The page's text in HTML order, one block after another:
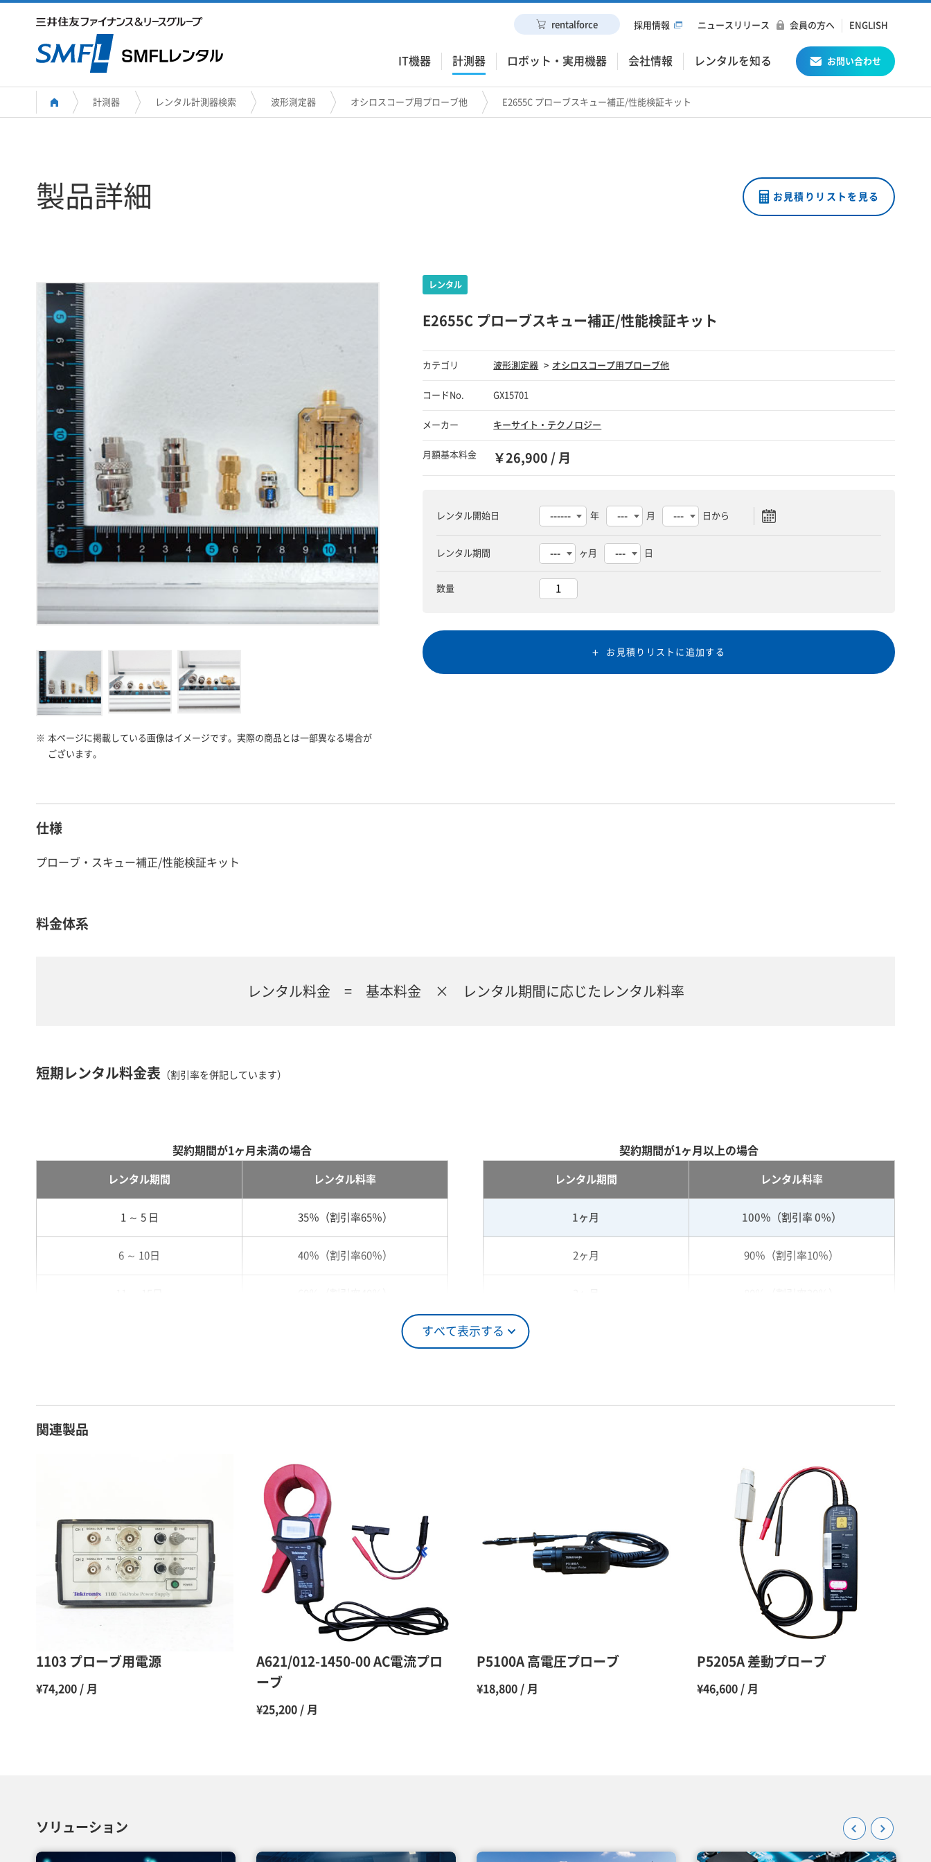
IT機器 計測器 ロボット・実用機器 会社情報 レンタルを知る お問い合わせ
rentalforce 採用情報 ニュースリリース 会員の方へ ENGLISH
計測器 レンタル計測器検索 波形測定器 オシロスコープ用プローブ他 E2655C プローブスキュー補正/性能検証キット
製品詳細 お見積りリストを見る
※ 本ページに掲載している画像はイメージです。実際の商品とは一部異なる場合が
ございます。
E2655C プローブスキュー補正/性能検証キット
カテゴリ 波形測定器 オシロスコープ用プローブ他
コードNo. GX15701
メーカー キーサイト・テクノロジー
月額基本料金 ￥26,900 / 月
レンタル開始日 年 月 日から
レンタル期間 ヶ月 日
数量
お見積りリストに追加する
仕様
プローブ・スキュー補正/性能検証キット
料金体系
レンタル料金 = 基本料金 × レンタル期間に応じたレンタル料率
短期レンタル料金表 （割引率を併記しています）
すべて表示する
契約期間が1ヶ月未満の場合
レンタル期間 レンタル料率
1 ～ 5 日 35％（割引率65％）
6 ～ 10日 40％（割引率60％）
26日 ～ 1ヶ月 100％（割引率 0％）
契約期間が1ヶ月以上の場合
レンタル期間 レンタル料率
1ヶ月 100％（割引率 0％）
2ヶ月 90％（割引率10％）
6ヶ月 65％（割引率35％）
55％（割引率45％）
50％（割引率50％）
10ヶ月 48％（割引率52％）
47％（割引率53％）
45％（割引率55％）
関連製品
1103 プローブ用電源
¥74,200 / 月
A621/012-1450-00 AC電流プロ
ーブ
¥25,200 / 月
P5100A 高電圧プローブ
¥18,800 / 月
P5205A 差動プローブ
¥46,600 / 月
ソリューション